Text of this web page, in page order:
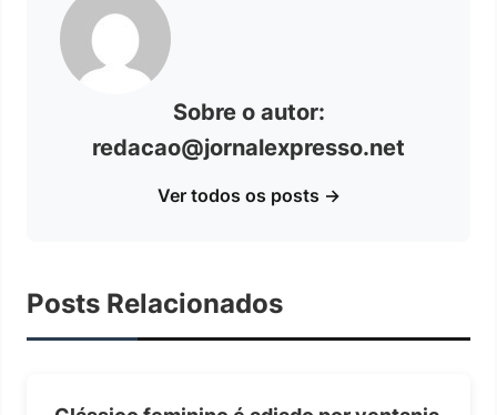
Sobre o autor:
redacao@jornalexpresso.net
Ver todos os posts →
Posts Relacionados